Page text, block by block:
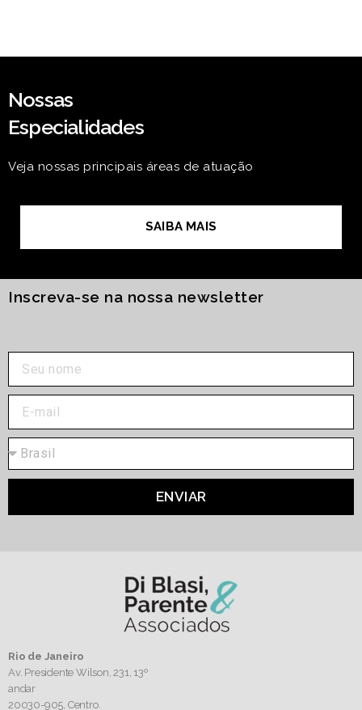
Nossas
Especialidades
Veja nossas principais áreas de atuação
SAIBA MAIS
Inscreva-se na nossa newsletter
ENVIAR
Rio de Janeiro
Av. Presidente Wilson, 231, 13º
andar
20030-905, Centro.